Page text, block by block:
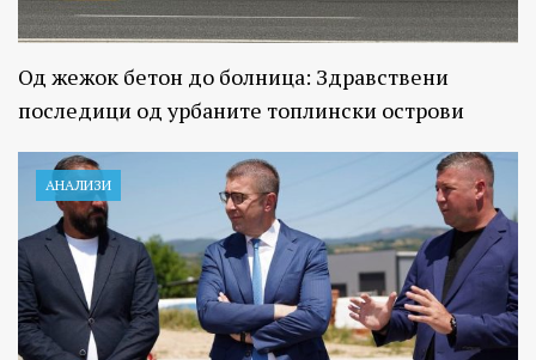
Од жежок бетон до болница: Здравствени
последици од урбаните топлински острови
АНАЛИЗИ